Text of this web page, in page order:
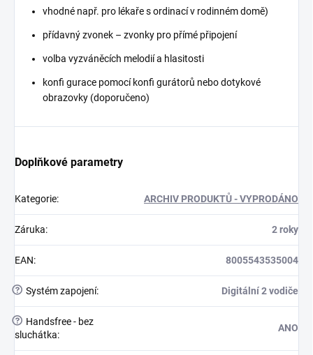
vhodné např. pro lékaře s ordinací v rodinném domě)
přídavný zvonek – zvonky pro přímé připojení
volba vyzváněcích melodií a hlasitosti
konfi gurace pomocí konfi gurátorů nebo dotykové
obrazovky (doporučeno)
Doplňkové parametry
Kategorie: ARCHIV PRODUKTŮ - VYPRODÁNO
Záruka: 2 roky
EAN: 8005543535004
? Systém zapojení: Digitální 2 vodiče
?
Handsfree - bez
sluchátka:
ANO